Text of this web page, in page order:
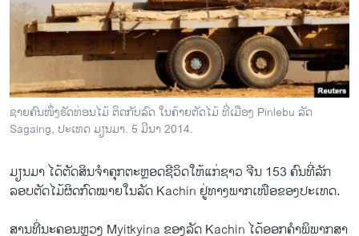
ຊຸມຊົນຊາວລາວ
ວິທະຍາສາດ-ເທັກໂນໂລຈີ
ພາສາອັງກິດ
ວີດີໂອ
ລາຍການກະຈາຍສຽງ
ຕິດຕາມພວກເຮົາ ທີ່
ຊາຍຄົນໜຶ່ງຮັດທ່ອນໄມ້ ຕິດກັບລົດ ໃນຄ້າຍຕັດໄມ້ ທີ່ເມືອງ Pinlebu ລັດ
Sagaing, ປະເທດ ມຽນມາ. 5 ມີນາ 2014.
​ມຽນມາ ​ໄດ້​ຕັດສິນ​ຈຳ​ຄຸກ​ຕະຫຼອດ​ຊີວິດ​ໃຫ້​ແກ່​ຊາວ ຈີນ 153 ຄົນ​ທີ່​ລັກ
ລອບ​ຕັດ​ໄມ້​ຜິດ​ກົດໝາຍ​ໃນ​ລັດ​ Kachin ຢູ່​ທາງ​ພາກ​ເໜືອ​ຂອງ​ປະເທດ.
ສານ​ທີ່ນະຄອນຫຼວງ​ Myitkyina ຂອງ​ລັດ Kachin ​ໄດ້​ອອກ​ຄຳ​ພິພາກ​ສາ​